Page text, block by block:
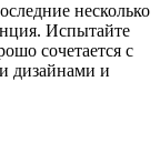
несколько
Испытайте
сочетается с
дизайнами и